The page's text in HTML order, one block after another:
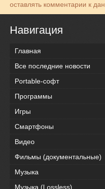
оставлять комментарии к
Навигация
Главная
Все последние новости
Portable-софт
Программы
Игры
Смартфоны
Видео
Фильмы (документальные)
Музыка
Музыка (Lossless)